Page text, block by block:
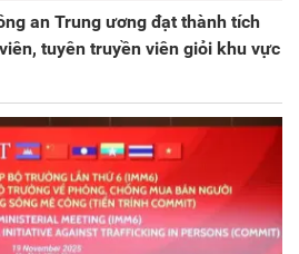
an Trung ương đạt thành tích
tuyên truyền viên giỏi khu vực